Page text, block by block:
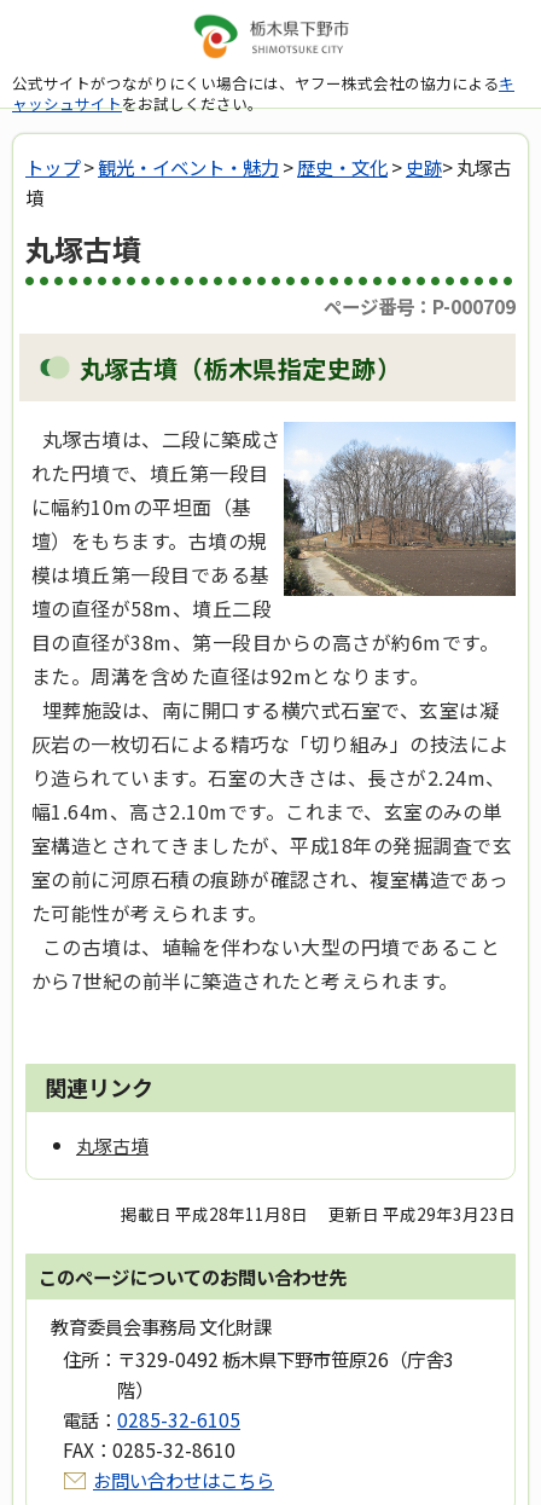
公式サイトがつながりにくい場合には、ヤフー株式会社の協力によるキ
ャッシュサイトをお試しください。
トップ>観光・イベント・魅力 >歴史・文化>史跡> 丸塚古
墳
丸塚古墳
ページ番号：P-000709
丸塚古墳（栃木県指定史跡）
丸塚古墳は、二段に築成さ
れた円墳で、墳丘第一段目
に幅約10mの平坦面（基
壇）をもちます。古墳の規
模は墳丘第一段目である基
壇の直径が58m、墳丘二段
目の直径が38m、第一段目からの高さが約6mです。
また。周溝を含めた直径は92mとなります。
埋葬施設は、南に開口する横穴式石室で、玄室は凝
灰岩の一枚切石による精巧な「切り組み」の技法によ
り造られています。石室の大きさは、長さが2.24m、
幅1.64m、高さ2.10mです。これまで、玄室のみの単
室構造とされてきましたが、平成18年の発掘調査で玄
室の前に河原石積の痕跡が確認され、複室構造であっ
た可能性が考えられます。
この古墳は、埴輪を伴わない大型の円墳であること
から7世紀の前半に築造されたと考えられます。
関連リンク
丸塚古墳
掲載日 平成28年11月8日 更新日 平成29年3月23日
このページについてのお問い合わせ先
教育委員会事務局 文化財課
住所： 〒329-0492 栃木県下野市笹原26（庁舎3
階）
電話： 0285-32-6105
FAX： 0285-32-8610
お問い合わせはこちら